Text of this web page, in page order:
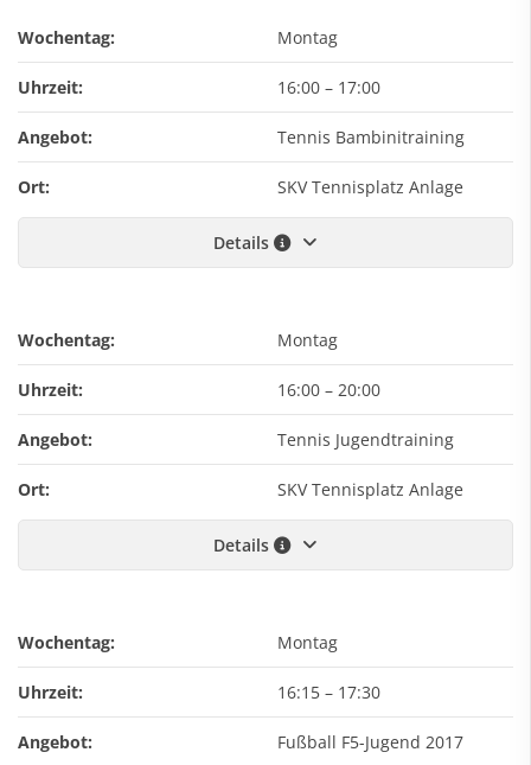
Wochentag: Montag
Uhrzeit: 16:00 – 17:00
Angebot: Tennis Bambinitraining
Ort: SKV Tennisplatz Anlage
Details
Wochentag: Montag
Uhrzeit: 16:00 – 20:00
Angebot: Tennis Jugendtraining
Ort: SKV Tennisplatz Anlage
Details
Wochentag: Montag
Uhrzeit: 16:15 – 17:30
Angebot: Fußball F5-Jugend 2017